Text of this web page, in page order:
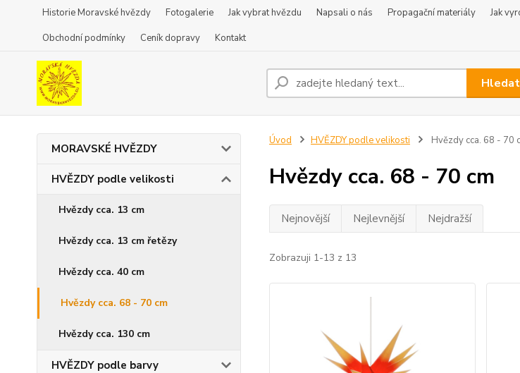
Historie Moravské hvězdy Fotogalerie Jak vybrat hvězdu Napsali o nás Propagační materiály Jak
Obchodní podmínky
Ceník dopravy Kontakt
Hledat
MORAVSKÉ HVĚZDY
HVĚZDY podle velikosti
Hvězdy cca. 13 cm
Hvězdy cca. 13 cm řetězy
Hvězdy cca. 40 cm
Hvězdy cca. 68 - 70 cm
Hvězdy cca. 130 cm
HVĚZDY podle barvy
Úvod HVĚZDY podle velikosti Hvězdy cca. 68 - 70
Hvězdy cca. 68 - 70 cm
Nejnovější Nejlevnější Nejdražší
Zobrazuji 1-13 z 13